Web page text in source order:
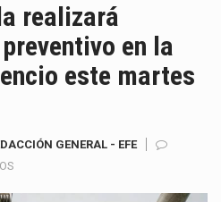
realizará
en la
este martes
GENERAL - EFE